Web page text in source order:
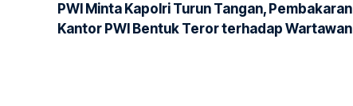
PWI Minta Kapolri Turun Tangan, Pembakaran
Kantor PWI Bentuk Teror terhadap Wartawan